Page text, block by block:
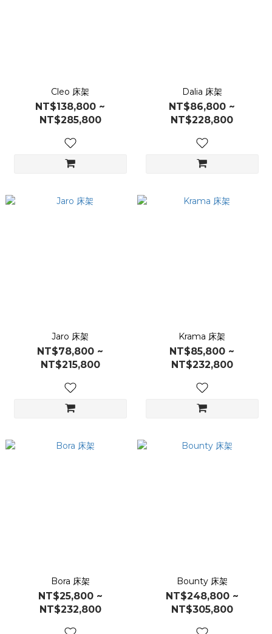
Cleo 床架
NT$138,800 ~
NT$285,800
Dalia 床架
NT$86,800 ~
NT$228,800
Jaro 床架
NT$78,800 ~
NT$215,800
Krama 床架
NT$85,800 ~
NT$232,800
Bora 床架
NT$25,800 ~
NT$232,800
Bounty 床架
NT$248,800 ~
NT$305,800